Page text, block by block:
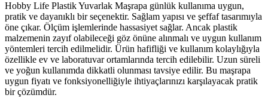
Hobby Life Plastik Yuvarlak Maşrapa günlük kullanıma uygun,
pratik ve dayanıklı bir seçenektir. Sağlam yapısı ve şeffaf tasarımıyla
öne çıkar. Ölçüm işlemlerinde hassasiyet sağlar. Ancak plastik
malzemenin zayıf olabileceği göz önüne alınmalı ve uygun kullanım
yöntemleri tercih edilmelidir. Ürün hafifliği ve kullanım kolaylığıyla
özellikle ev ve laboratuvar ortamlarında tercih edilebilir. Uzun süreli
ve yoğun kullanımda dikkatli olunması tavsiye edilir. Bu maşrapa
uygun fiyatı ve fonksiyonelliğiyle ihtiyaçlarınızı karşılayacak pratik
bir çözümdür.